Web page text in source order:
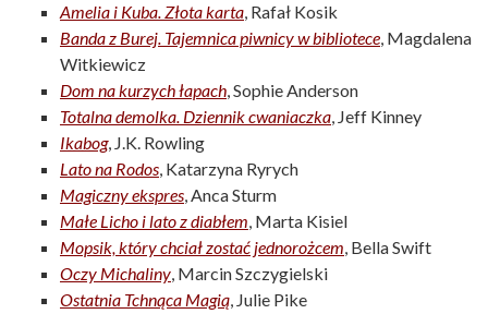
Amelia i Kuba. Złota karta, Rafał Kosik
Banda z Burej. Tajemnica piwnicy w bibliotece, Magdalena
Witkiewicz
Dom na kurzych łapach, Sophie Anderson
Totalna demolka. Dziennik cwaniaczka, Jeff Kinney
Ikabog, J.K. Rowling
Lato na Rodos, Katarzyna Ryrych
Magiczny ekspres, Anca Sturm
Małe Licho i lato z diabłem, Marta Kisiel
Mopsik, który chciał zostać jednorożcem, Bella Swift
Oczy Michaliny, Marcin Szczygielski
Ostatnia Tchnąca Magią, Julie Pike